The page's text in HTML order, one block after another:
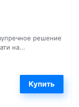
решение
на...